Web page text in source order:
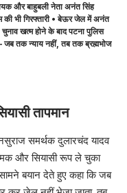
और बाहुबली नेता अनंत सिंह
की भी गिरफ्तारी • बेऊर जेल में अनंत
चुनाव खत्म होने के बाद पटना पुलिस
जब तक न्याय नहीं, तब तक ब्रह्मभोज
तापमान
समर्थक दुलारचंद यादव
और सियासी रूप ले चुका
बयान देते हुए कहा कि जब